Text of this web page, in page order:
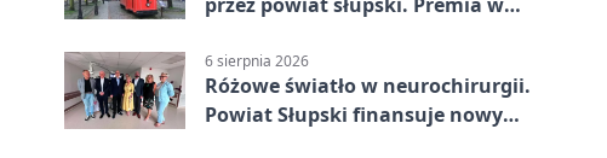
6 sierpnia 2026
Różowe światło w neurochirurgii.
Powiat Słupski finansuje nowy